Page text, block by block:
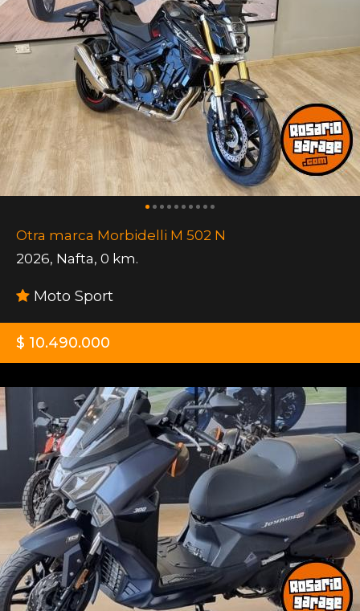
Otra marca Morbidelli M 502 N
2026, Nafta, 0 km.
Moto Sport
$ 10.490.000